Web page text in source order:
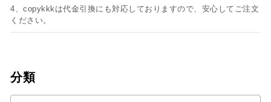
4、copykkkは代金引換にも対応しておりますので、安心してご注文
ください。
分類